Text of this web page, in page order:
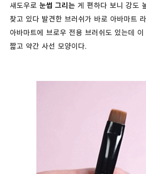
섀도우로 눈썹 그리는 게 편하다 보니 강도
찾고 있다 발견한 브러쉬가 바로 아바마트
아바마트에 브로우 전용 브러쉬도 있는데
짧고 약간 사선 모양이다.